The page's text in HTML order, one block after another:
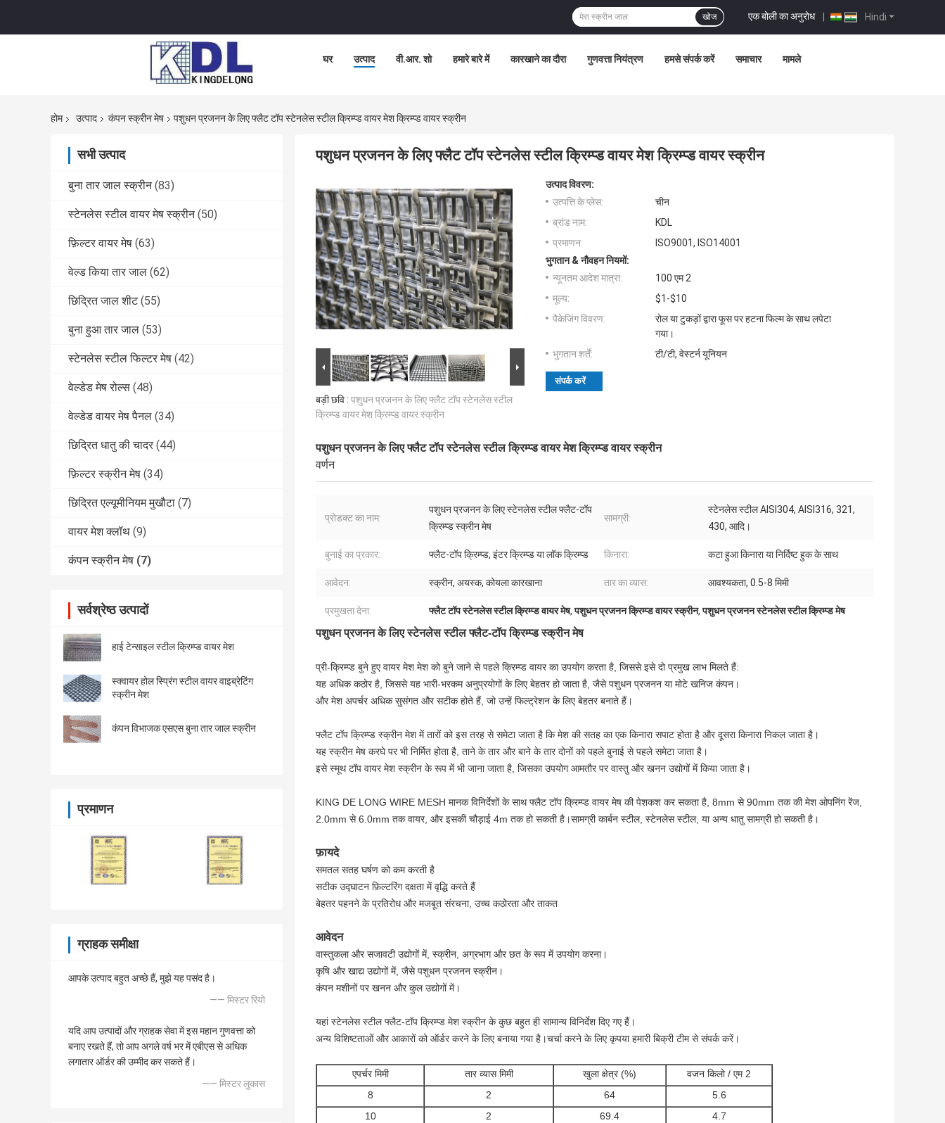
Hindi
एक बोली का अनुरोध |
खोज
घर उत्पाद वी.आर. शो हमारे बारे में कारखाने का दौरा गुणवत्ता नियंत्रण हमसे संपर्क करें समाचार मामले
होम उत्पाद कंपन स्क्रीन मेष पशुधन प्रजनन के लिए फ्लैट टॉप स्टेनलेस स्टील क्रिम्प्ड वायर मेश क्रिम्प्ड वायर स्क्रीन
सभी उत्पाद
बुना तार जाल स्क्रीन (83)
स्टेनलेस स्टील वायर मेष स्क्रीन (50)
फ़िल्टर वायर मेष (63)
वेल्ड किया तार जाल (62)
छिद्रित जाल शीट (55)
बुना हुआ तार जाल (53)
स्टेनलेस स्टील फिल्टर मेष (42)
वेल्डेड मेष रोल्स (48)
वेल्डेड वायर मेष पैनल (34)
छिद्रित धातु की चादर (44)
फ़िल्टर स्क्रीन मेष (34)
छिद्रित एल्यूमीनियम मुखौटा (7)
वायर मेश क्लॉथ (9)
कंपन स्क्रीन मेष (7)
सर्वश्रेष्ठ उत्पादों
हाई टेन्साइल स्टील क्रिम्प्ड वायर मेश
स्क्वायर होल स्प्रिंग स्टील वायर वाइब्रेटिंग
स्क्रीन मेश
कंपन विभाजक एसएस बुना तार जाल स्क्रीन
प्रमाणन
ग्राहक समीक्षा
आपके उत्पाद बहुत अच्छे हैं, मुझे यह पसंद है।
—— मिस्टर रियो
यदि आप उत्पादों और ग्राहक सेवा में इस महान गुणवत्ता को
बनाए रखते हैं, तो आप अगले वर्ष भर में एबीएस से अधिक
लगातार ऑर्डर की उम्मीद कर सकते हैं।
—— मिस्टर लुकास
पशुधन प्रजनन के लिए फ्लैट टॉप स्टेनलेस स्टील क्रिम्प्ड वायर मेश क्रिम्प्ड वायर स्क्रीन
बड़ी छवि : पशुधन प्रजनन के लिए फ्लैट टॉप स्टेनलेस स्टील
क्रिम्प्ड वायर मेश क्रिम्प्ड वायर स्क्रीन
उत्पाद विवरण:
उत्पत्ति के प्लेस:
चीन
ब्रांड नाम:
KDL
प्रमाणन:
ISO9001, ISO14001
भुगतान & नौवहन नियमों:
न्यूनतम आदेश मात्रा:
100 एम 2
मूल्य:
$1-$10
पैकेजिंग विवरण:
रोल या टुकड़ों द्वारा फूस पर हटना फिल्म के साथ लपेटा
गया।
भुगतान शर्तें:
टी/टी, वेस्टर्न यूनियन
संपर्क करें
पशुधन प्रजनन के लिए फ्लैट टॉप स्टेनलेस स्टील क्रिम्प्ड वायर मेश क्रिम्प्ड वायर स्क्रीन
वर्णन
प्रोडक्ट का नाम:
पशुधन प्रजनन के लिए स्टेनलेस स्टील फ्लैट-टॉप
क्रिम्प्ड स्क्रीन मेष
सामग्री:
स्टेनलेस स्टील AISI304, AISI316, 321,
430, आदि।
बुनाई का प्रकार: फ्लैट-टॉप क्रिम्प्ड, इंटर क्रिम्प्ड या लॉक क्रिम्प्ड किनारा: कटा हुआ किनारा या निर्दिष्ट हुक के साथ
आवेदन: स्क्रीन, अयस्क, कोयला कारखाना तार का व्यास: आवश्यकता, 0.5-8 मिमी
प्रमुखता देना: फ्लैट टॉप स्टेनलेस स्टील क्रिम्प्ड वायर मेष,पशुधन प्रजनन क्रिम्प्ड वायर स्क्रीन,पशुधन प्रजनन स्टेनलेस स्टील क्रिम्प्ड मेष
पशुधन प्रजनन के लिए स्टेनलेस स्टील फ्लैट-टॉप क्रिम्प्ड स्क्रीन मेष
प्री-क्रिम्प्ड बुने हुए वायर मेश मेश को बुने जाने से पहले क्रिम्प्ड वायर का उपयोग करता है, जिससे इसे दो प्रमुख लाभ मिलते हैं:
यह अधिक कठोर है, जिससे यह भारी-भरकम अनुप्रयोगों के लिए बेहतर हो जाता है, जैसे पशुधन प्रजनन या मोटे खनिज कंपन।
और मेश अपर्चर अधिक सुसंगत और सटीक होते हैं, जो उन्हें फिल्ट्रेशन के लिए बेहतर बनाते हैं।
फ्लैट टॉप क्रिम्प्ड स्क्रीन मेश में तारों को इस तरह से समेटा जाता है कि मेश की सतह का एक किनारा सपाट होता है और दूसरा किनारा निकल जाता है।
यह स्क्रीन मेष करघे पर भी निर्मित होता है, ताने के तार और बाने के तार दोनों को पहले बुनाई से पहले समेटा जाता है।
इसे स्मूथ टॉप वायर मेश स्क्रीन के रूप में भी जाना जाता है, जिसका उपयोग आमतौर पर वास्तु और खनन उद्योगों में किया जाता है।
KING DE LONG WIRE MESH मानक विनिर्देशों के साथ फ्लैट टॉप क्रिम्प्ड वायर मेष की पेशकश कर सकता है, 8mm से 90mm तक की मेश ओपनिंग रेंज,
2.0mm से 6.0mm तक वायर, और इसकी चौड़ाई 4m तक हो सकती है।सामग्री कार्बन स्टील, स्टेनलेस स्टील, या अन्य धातु सामग्री हो सकती है।
फ़ायदे
समतल सतह घर्षण को कम करती है
सटीक उद्घाटन फ़िल्टरिंग दक्षता में वृद्धि करते हैं
बेहतर पहनने के प्रतिरोध और मजबूत संरचना, उच्च कठोरता और ताकत
आवेदन
वास्तुकला और सजावटी उद्योगों में, स्क्रीन, अग्रभाग और छत के रूप में उपयोग करना।
कृषि और खाद्य उद्योगों में, जैसे पशुधन प्रजनन स्क्रीन।
कंपन मशीनों पर खनन और कुल उद्योगों में।
यहां स्टेनलेस स्टील फ्लैट-टॉप क्रिम्प्ड मेश स्क्रीन के कुछ बहुत ही सामान्य विनिर्देश दिए गए हैं।
अन्य विशिष्टताओं और आकारों को ऑर्डर करने के लिए बनाया गया है।चर्चा करने के लिए कृपया हमारी बिक्री टीम से संपर्क करें।
एपर्चर मिमी तार व्यास मिमी खुला क्षेत्र (%)
वजन किलो / एम 2
8
2 64
5.6
10
2 69.4
4.7